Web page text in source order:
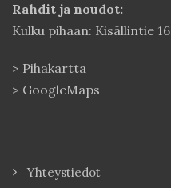
Rahdit ja noudot:
Kulku pihaan: Kisällintie 16
> Pihakartta
> GoogleMaps
Yhteystiedot